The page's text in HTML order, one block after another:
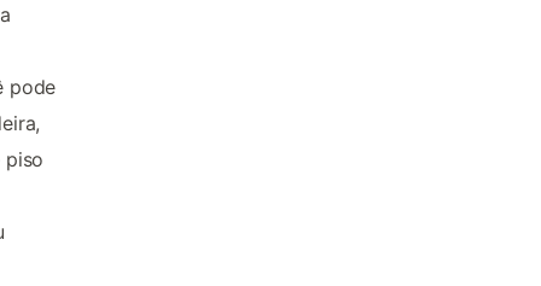
pode
piso